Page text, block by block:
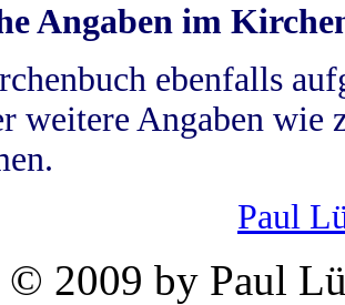
Angaben im
ebenfalls
weitere Angaben wie
Paul
© 2009 by Paul